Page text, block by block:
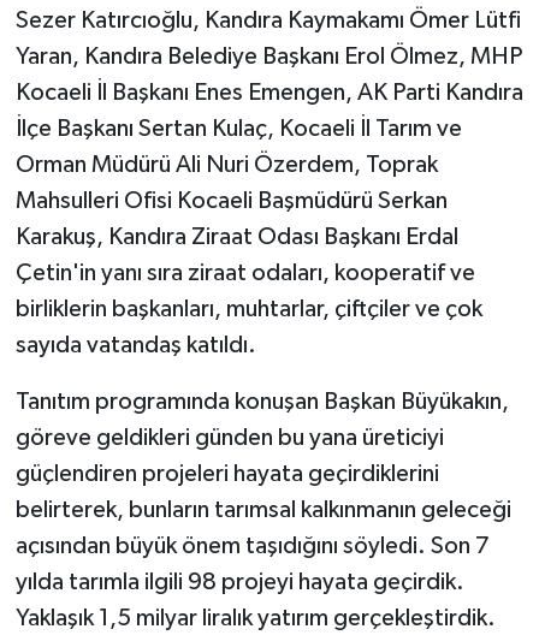
Sezer Katırcıoğlu, Kandıra Kaymakamı Ömer Lütfi
Yaran, Kandıra Belediye Başkanı Erol Ölmez, MHP
Kocaeli İl Başkanı Enes Emengen, AK Parti Kandıra
İlçe Başkanı Sertan Kulaç, Kocaeli İl Tarım ve
Orman Müdürü Ali Nuri Özerdem, Toprak
Mahsulleri Ofisi Kocaeli Başmüdürü Serkan
Karakuş, Kandıra Ziraat Odası Başkanı Erdal
Çetin'in yanı sıra ziraat odaları, kooperatif ve
birliklerin başkanları, muhtarlar, çiftçiler ve çok
sayıda vatandaş katıldı.
Tanıtım programında konuşan Başkan Büyükakın,
göreve geldikleri günden bu yana üreticiyi
güçlendiren projeleri hayata geçirdiklerini
belirterek, bunların tarımsal kalkınmanın geleceği
açısından büyük önem taşıdığını söyledi. Son 7
yılda tarımla ilgili 98 projeyi hayata geçirdik.
Yaklaşık 1,5 milyar liralık yatırım gerçekleştirdik.